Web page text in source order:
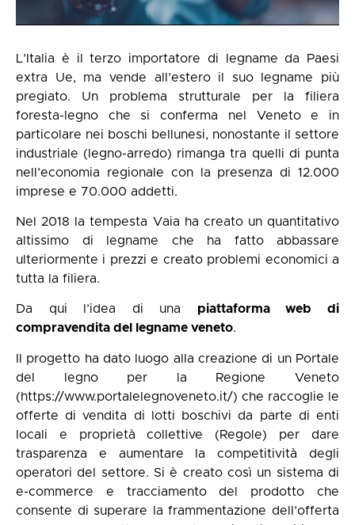
L’Italia è il terzo importatore di legname da Paesi
extra Ue, ma vende all’estero il suo legname più
pregiato. Un problema strutturale per la filiera
foresta-legno che si conferma nel Veneto e in
particolare nei boschi bellunesi, nonostante il settore
industriale (legno-arredo) rimanga tra quelli di punta
nell’economia regionale con la presenza di 12.000
imprese e 70.000 addetti.
Nel 2018 la tempesta Vaia ha creato un quantitativo
altissimo di legname che ha fatto abbassare
ulteriormente i prezzi e creato problemi economici a
tutta la filiera.
Da qui l’idea di una piattaforma web di
compravendita del legname veneto.
Il progetto ha dato luogo alla creazione di un Portale
del legno per la Regione Veneto
(https://www.portalelegnoveneto.it/) che raccoglie le
offerte di vendita di lotti boschivi da parte di enti
locali e proprietà collettive (Regole) per dare
trasparenza e aumentare la competitività degli
operatori del settore. Si è creato così un sistema di
e-commerce e tracciamento del prodotto che
consente di superare la frammentazione dell’offerta